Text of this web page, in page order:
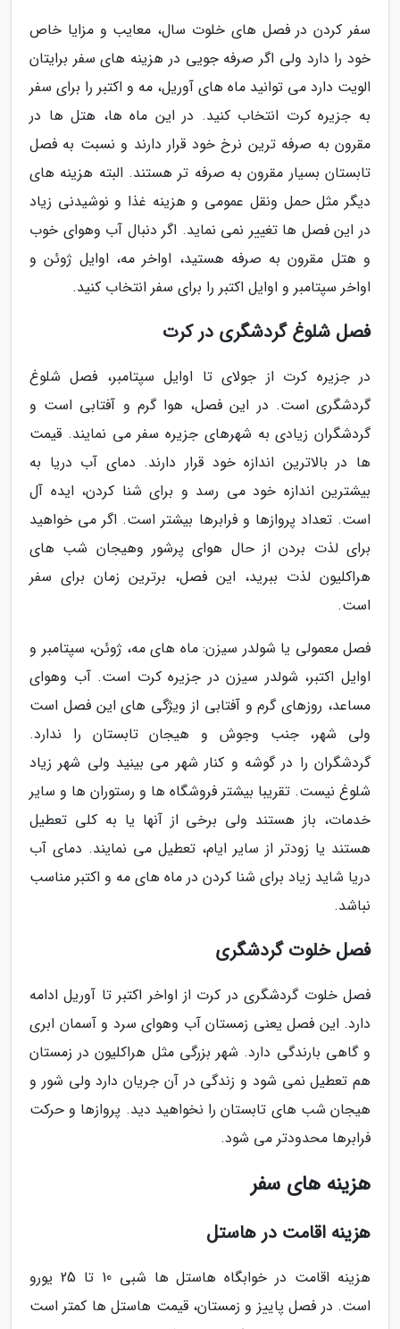
سفر کردن در فصل های خلوت سال، معایب و مزایا خاص
خود را دارد ولی اگر صرفه جویی در هزینه های سفر برایتان
الویت دارد می توانید ماه های آوریل، مه و اکتبر را برای سفر
به جزیره کرت انتخاب کنید. در این ماه ها، هتل ها در
مقرون به صرفه ترین نرخ خود قرار دارند و نسبت به فصل
تابستان بسیار مقرون به صرفه تر هستند. البته هزینه های
دیگر مثل حمل ونقل عمومی و هزینه غذا و نوشیدنی زیاد
در این فصل ها تغییر نمی نماید. اگر دنبال آب وهوای خوب
و هتل مقرون به صرفه هستید، اواخر مه، اوایل ژوئن و
اواخر سپتامبر و اوایل اکتبر را برای سفر انتخاب کنید.
فصل شلوغ گردشگری در کرت
در جزیره کرت از جولای تا اوایل سپتامبر، فصل شلوغ
گردشگری است. در این فصل، هوا گرم و آفتابی است و
گردشگران زیادی به شهرهای جزیره سفر می نمایند. قیمت
ها در بالاترین اندازه خود قرار دارند. دمای آب دریا به
بیشترین اندازه خود می رسد و برای شنا کردن، ایده آل
است. تعداد پروازها و فرابرها بیشتر است. اگر می خواهید
برای لذت بردن از حال هوای پرشور وهیجان شب های
هراکلیون لذت ببرید، این فصل، برترین زمان برای سفر
است.
فصل معمولی یا شولدر سیزن: ماه های مه، ژوئن، سپتامبر و
اوایل اکتبر، شولدر سیزن در جزیره کرت است. آب وهوای
مساعد، روزهای گرم و آفتابی از ویژگی های این فصل است
ولی شهر، جنب وجوش و هیجان تابستان را ندارد.
گردشگران را در گوشه و کنار شهر می بینید ولی شهر زیاد
شلوغ نیست. تقریبا بیشتر فروشگاه ها و رستوران ها و سایر
خدمات، باز هستند ولی برخی از آنها یا به کلی تعطیل
هستند یا زودتر از سایر ایام، تعطیل می نمایند. دمای آب
دریا شاید زیاد برای شنا کردن در ماه های مه و اکتبر مناسب
نباشد.
فصل خلوت گردشگری
فصل خلوت گردشگری در کرت از اواخر اکتبر تا آوریل ادامه
دارد. این فصل یعنی زمستان آب وهوای سرد و آسمان ابری
و گاهی بارندگی دارد. شهر بزرگی مثل هراکلیون در زمستان
هم تعطیل نمی شود و زندگی در آن جریان دارد ولی شور و
هیجان شب های تابستان را نخواهید دید. پروازها و حرکت
فرابرها محدودتر می شود.
هزینه های سفر
هزینه اقامت در هاستل
هزینه اقامت در خوابگاه هاستل ها شبی 10 تا 25 یورو
است. در فصل پاییز و زمستان، قیمت هاستل ها کمتر است